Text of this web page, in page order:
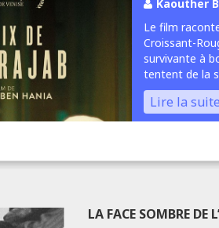
Kaouther
Le film
Croissant-
survivante à
tentent de la
Lire la suite
LA FACE SOMBRE DE